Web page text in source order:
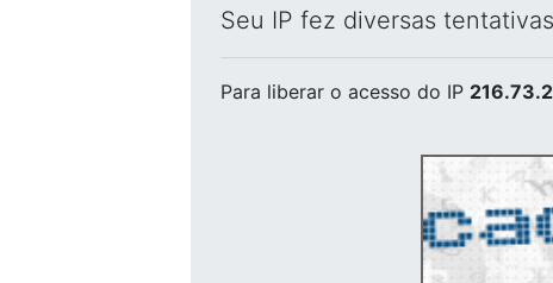
Seu IP fez diversas
Para liberar o acesso do IP